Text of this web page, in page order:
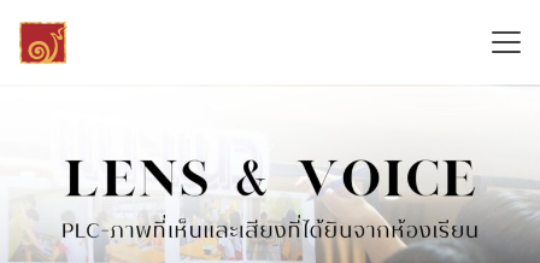
Skip
content